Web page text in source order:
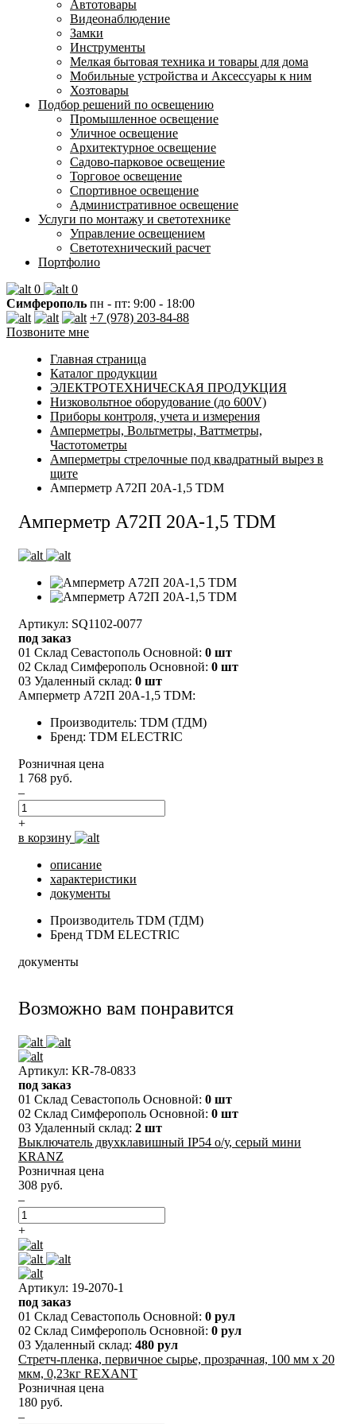
Автотовары
Видеонаблюдение
Замки
Инструменты
Мелкая бытовая техника и товары для дома
Мобильные устройства и Аксессуары к ним
Хозтовары
Подбор решений по освещению
Промышленное освещение
Уличное освещение
Архитектурное освещение
Садово-парковое освещение
Торговое освещение
Спортивное освещение
Административное освещение
Услуги по монтажу и светотехнике
Управление освещением
Светотехнический расчет
Портфолио
0
0
Симферополь пн - пт: 9:00 - 18:00
+7 (978) 203-84-88
Позвоните мне
Главная страница
Каталог продукции
ЭЛЕКТРОТЕХНИЧЕСКАЯ ПРОДУКЦИЯ
Низковольтное оборудование (до 600V)
Приборы контроля, учета и измерения
Амперметры, Вольтметры, Ваттметры,
Частотометры
Амперметры стрелочные под квадратный вырез в
щите
Амперметр А72П 20А-1,5 TDM
Амперметр А72П 20А-1,5 TDM
Артикул: SQ1102-0077
под заказ
01 Склад Севастополь Основной: 0 шт
02 Склад Симферополь Основной: 0 шт
03 Удаленный склад: 0 шт
Амперметр А72П 20А-1,5 TDM:
Производитель: TDM (ТДМ)
Бренд: TDM ELECTRIC
Розничная цена
1 768 руб.
–
+
в корзину
описание
характеристики
документы
Производитель TDM (ТДМ)
Бренд TDM ELECTRIC
документы
Возможно вам понравится
Артикул: KR-78-0833
под заказ
01 Склад Севастополь Основной: 0 шт
02 Склад Симферополь Основной: 0 шт
03 Удаленный склад: 2 шт
Выключатель двухклавишный IP54 о/у, серый мини
KRANZ
Розничная цена
308 руб.
–
+
Артикул: 19-2070-1
под заказ
01 Склад Севастополь Основной: 0 рул
02 Склад Симферополь Основной: 0 рул
03 Удаленный склад: 480 рул
Стретч-пленка, первичное сырье, прозрачная, 100 мм х 20
мкм, 0,23кг REXANT
Розничная цена
180 руб.
–